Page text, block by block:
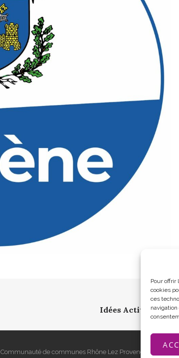
Pour
cookies
ces
Idées Activités-
Communauté de communes Rhône Lez Provence